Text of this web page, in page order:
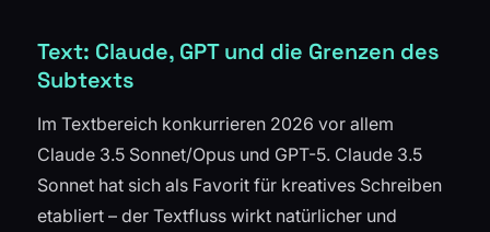
Text: Claude, GPT und die Grenzen des
Subtexts
Im Textbereich konkurrieren 2026 vor allem
Claude 3.5 Sonnet/Opus und GPT-5. Claude 3.5
Sonnet hat sich als Favorit für kreatives Schreiben
etabliert – der Textfluss wirkt natürlicher und